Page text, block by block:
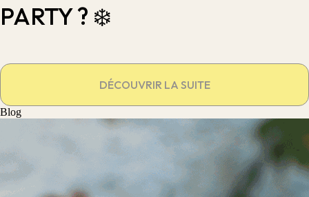
PARTY ? ❄️
DÉCOUVRIR LA SUITE
Blog